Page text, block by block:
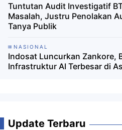
Tuntutan Audit Investigatif
Masalah, Justru Penolakan
Tanya Publik
NASIONAL
Indosat Luncurkan Zankore,
Infrastruktur AI Terbesar di
Update Terbaru